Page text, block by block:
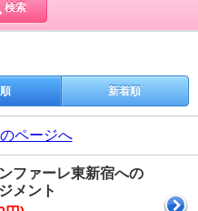
検索
新着順
ページへ
ファーレ東新宿への
メント